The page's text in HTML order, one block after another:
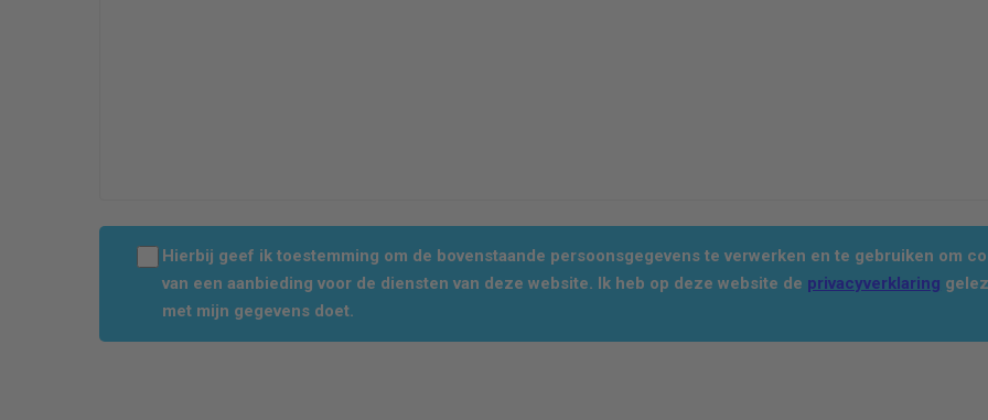
Hierbij geef ik toestemming om de bovenstaande persoonsgegevens te verwerken en te gebruiken om
van een aanbieding voor de diensten van deze website. Ik heb op deze website de privacyverklaring
met mijn gegevens doet.